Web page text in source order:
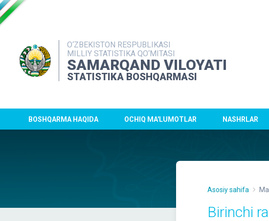
O‘ZBEKISTON RESPUBLIKASI
MILLIY STATISTIKA QO‘MITASI
SAMARQAND VILOYATI
STATISTIKA BOSHQARMASI
BOSHQARMA HAQIDA OCHIQ MA'LUMOTLAR NASHRLAR
Asosiy sahifa
Birinchi